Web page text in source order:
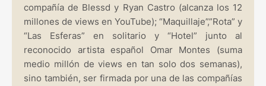
compañía de Blessd y Ryan Castro (alcanza los 12
millones de views en YouTube); “Maquillaje”,”Rota” y
“Las Esferas” en solitario y “Hotel” junto al
reconocido artista español Omar Montes (suma
medio millón de views en tan solo dos semanas),
sino también, ser firmada por una de las compañías